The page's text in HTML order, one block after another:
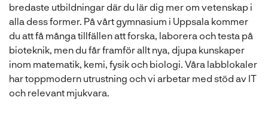
bredaste utbildningar där du lär dig mer om vetenskap i
alla dess former. På vårt gymnasium i Uppsala kommer
du att få många tillfällen att forska, laborera och testa på
bioteknik, men du får framför allt nya, djupa kunskaper
inom matematik, kemi, fysik och biologi. Våra labblokaler
har toppmodern utrustning och vi arbetar med stöd av IT
och relevant mjukvara.